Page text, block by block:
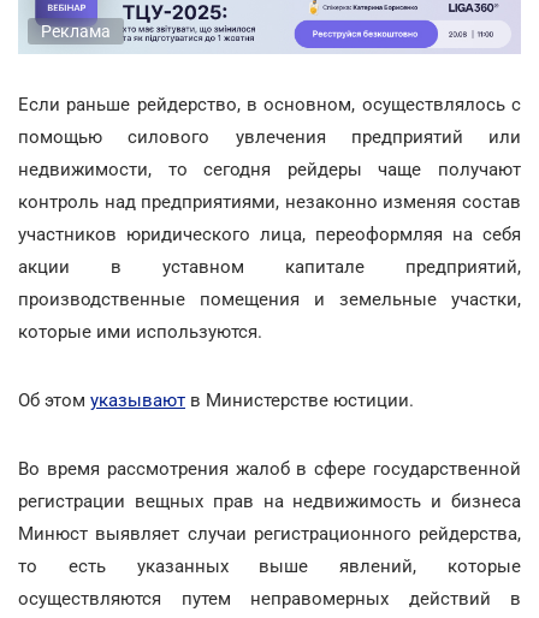
Реклама
Если раньше рейдерство, в основном, осуществлялось с
помощью силового увлечения предприятий или
недвижимости, то сегодня рейдеры чаще получают
контроль над предприятиями, незаконно изменяя состав
участников юридического лица, переоформляя на себя
акции в уставном капитале предприятий,
производственные помещения и земельные участки,
которые ими используются.
Об этом указывают в Министерстве юстиции.
Во время рассмотрения жалоб в сфере государственной
регистрации вещных прав на недвижимость и бизнеса
Минюст выявляет случаи регистрационного рейдерства,
то есть указанных выше явлений, которые
осуществляются путем неправомерных действий в